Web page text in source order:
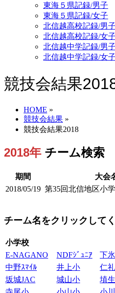
東海５県記録/男子
東海５県記録/女子
北信越高校記録/男子
北信越高校記録/女子
北信越中学記録/男子
北信越中学記録/女子
競技会結果
HOME »
競技会結果 »
競技会結果2018
2018年 チーム検索
期間 大会
2018/05/19 第35回北信地区小
チーム名をクリックして
小学校
E-NAGANO
NDFｼﾞｭﾆｱ 下
中野ｽﾏｲﾙ
井上小 仁
坂城JAC
城山小 埴